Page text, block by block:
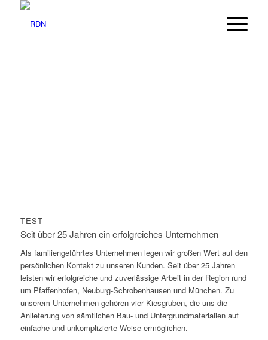
TEST
Seit über 25 Jahren ein erfolgreiches Unternehmen
Als familiengeführtes Unternehmen legen wir großen Wert auf den
persönlichen Kontakt zu unseren Kunden. Seit über 25 Jahren
leisten wir erfolgreiche und zuverlässige Arbeit in der Region rund
um Pfaffenhofen, Neuburg-Schrobenhausen und München. Zu
unserem Unternehmen gehören vier Kiesgruben, die uns die
Anlieferung von sämtlichen Bau- und Untergrundmaterialien auf
einfache und unkomplizierte Weise ermöglichen.